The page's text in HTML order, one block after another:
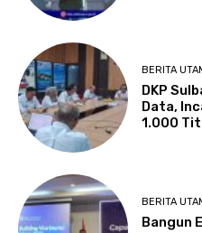
BERITA
DKP
Data,
1.000
BERITA
Bangun